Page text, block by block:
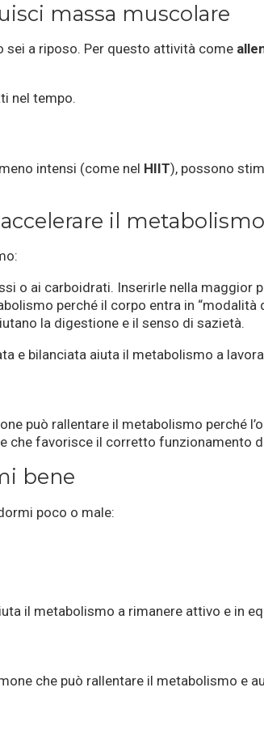
massa muscolare
sei a riposo. Per questo attività come
nel tempo.
intensi (come nel HIIT), possono
il metabolismo
o ai carboidrati. Inserirle nella maggior
perché il corpo entra in “modalità
la digestione e il senso di sazietà.
e bilanciata aiuta il metabolismo a
può rallentare il metabolismo perché
che favorisce il corretto funzionamento
bene
poco o male:
il metabolismo a rimanere attivo e in
che può rallentare il metabolismo e